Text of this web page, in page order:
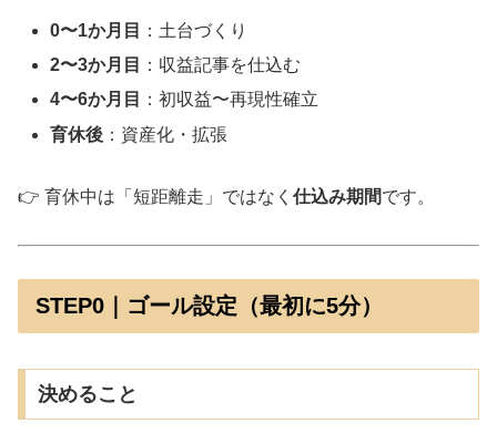
0〜1か月目
：土台づくり
2〜3か月目
：収益記事を仕込む
4〜6か月目
：初収益〜再現性確立
育休後 ：資産化・拡張
👉 育休中は「短距離走」ではなく 仕込み期間です。
STEP0｜ゴール設定（最初に5分）
決めること